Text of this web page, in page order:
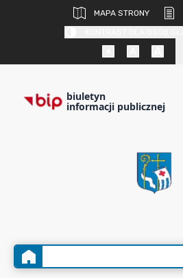
MAPA STRONY
biuletyn
informacji publicznej